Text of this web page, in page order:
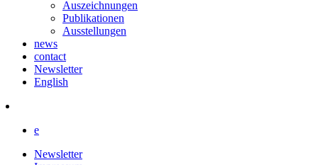
Auszeichnungen
Publikationen
Ausstellungen
news
contact
Newsletter
English
e
Newsletter